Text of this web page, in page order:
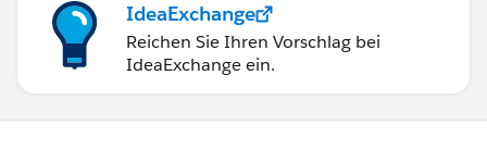
IdeaExchange
Reichen Sie Ihren Vorschlag bei
IdeaExchange ein.